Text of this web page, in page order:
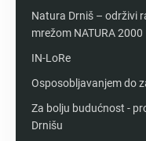
Natura Drniš – održivi
mrežom NATURA 2000
IN-LoRe
Osposobljavanjem do
Za bolju budućnost -
Drnišu